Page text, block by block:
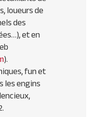
loueurs de
des
et en
).
fun et
les engins